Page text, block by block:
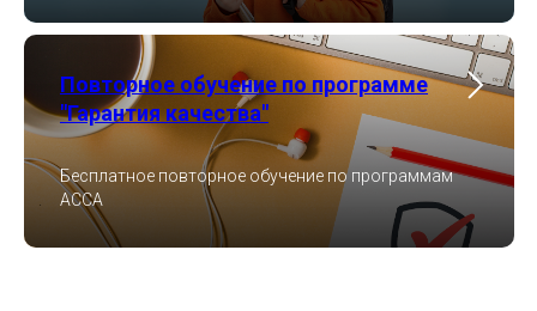
Повторное обучение по программе
"Гарантия качества"
Бесплатное повторное обучение по программам
ACCA